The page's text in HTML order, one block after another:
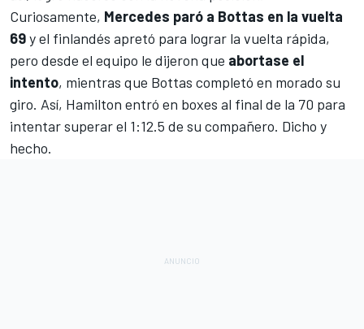
Curiosamente, Mercedes paró a Bottas en la vuelta
69y el finlandés apretó para lograr la vuelta rápida,
pero desde el equipo le dijeron que abortase el
intento, mientras que Bottas completó en morado su
giro. Así, Hamilton entró en boxes al final de la 70 para
intentar superar el 1:12.5 de su compañero. Dicho y
hecho.